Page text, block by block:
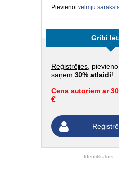
Pievienotvēlmju
Gribi
Reģistrējies ,
saņem 30% atlaidi!
Cena autoriem ar
€
Identifikators: